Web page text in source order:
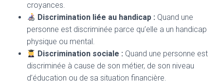
croyances.
Discrimination liée au handicap : Quand une
personne est discriminée parce qu’elle a un handicap
physique ou mental.
Discrimination sociale : Quand une personne est
discriminée à cause de son métier, de son niveau
d’éducation ou de sa situation financière.